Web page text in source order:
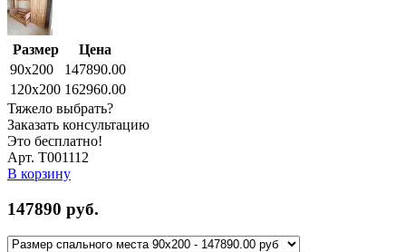
Размер
Цена
90x200
147890.00
120x200 162960.00
Тяжело выбрать?
Заказать консультацию
Это бесплатно!
Арт. Т001112
В корзину
147890 руб.